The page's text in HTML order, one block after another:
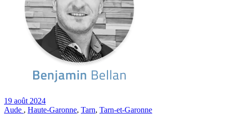
19 août 2024
Aude , Haute-Garonne, Tarn, Tarn-et-Garonne